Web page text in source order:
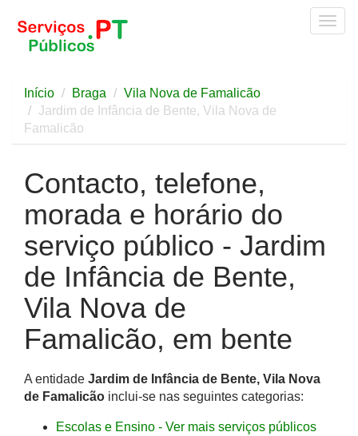
Início Braga
Vila Nova de Famalicão
Jardim de Infância de Bente, Vila Nova de
Famalicão
Contacto, telefone,
morada e horário do
serviço público - Jardim
de Infância de Bente,
Vila Nova de
Famalicão, em bente
A entidade Jardim de Infância de Bente, Vila Nova
de Famalicão inclui-se nas seguintes categorias:
Escolas e Ensino - Ver mais serviços públicos